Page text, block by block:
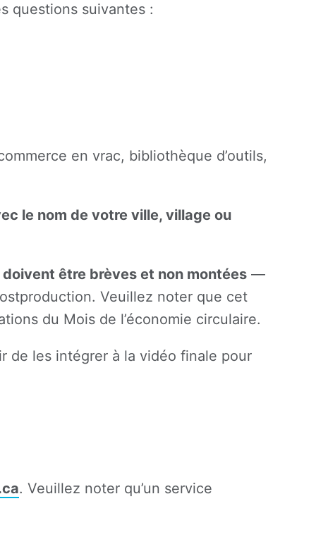
questions suivantes :
en vrac, bibliothèque d’outils,
le nom de votre ville, village ou
être brèves et non montées —
Veuillez noter que cet
du Mois de l’économie circulaire.
de les intégrer à la vidéo finale pour
. Veuillez noter qu’un service